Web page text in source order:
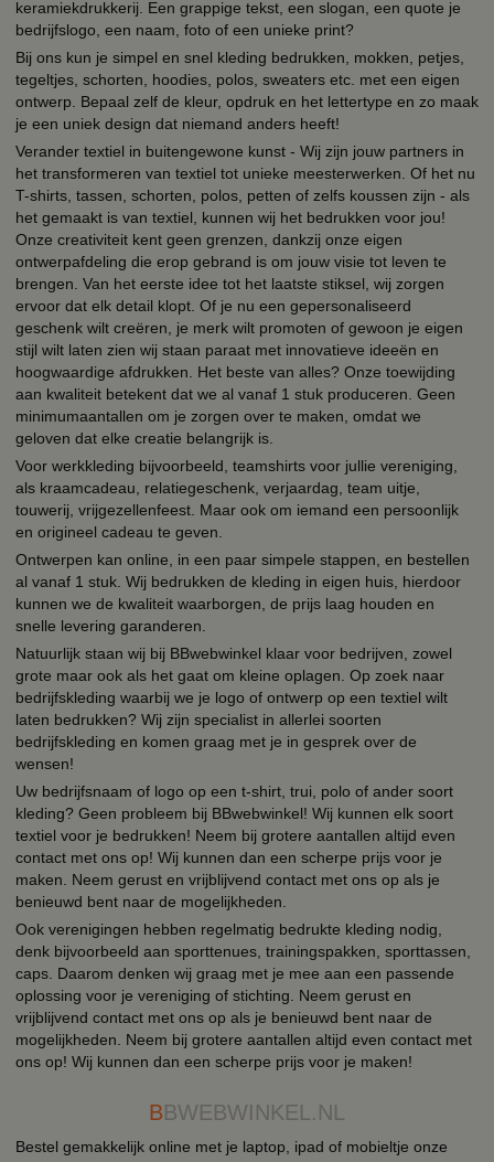
keramiekdrukkerij. Een grappige tekst, een slogan, een quote je
bedrijfslogo, een naam, foto of een unieke print?
Bij ons kun je simpel en snel kleding bedrukken, mokken, petjes,
tegeltjes, schorten, hoodies, polos, sweaters etc. met een eigen
ontwerp. Bepaal zelf de kleur, opdruk en het lettertype en zo maak
je een uniek design dat niemand anders heeft!
Verander textiel in buitengewone kunst - Wij zijn jouw partners in
het transformeren van textiel tot unieke meesterwerken. Of het nu
T-shirts, tassen, schorten, polos, petten of zelfs koussen zijn - als
het gemaakt is van textiel, kunnen wij het bedrukken voor jou!
Onze creativiteit kent geen grenzen, dankzij onze eigen
ontwerpafdeling die erop gebrand is om jouw visie tot leven te
brengen. Van het eerste idee tot het laatste stiksel, wij zorgen
ervoor dat elk detail klopt. Of je nu een gepersonaliseerd
geschenk wilt creëren, je merk wilt promoten of gewoon je eigen
stijl wilt laten zien wij staan paraat met innovatieve ideeën en
hoogwaardige afdrukken. Het beste van alles? Onze toewijding
aan kwaliteit betekent dat we al vanaf 1 stuk produceren. Geen
minimumaantallen om je zorgen over te maken, omdat we
geloven dat elke creatie belangrijk is.
Voor werkkleding bijvoorbeeld, teamshirts voor jullie vereniging,
als kraamcadeau, relatiegeschenk, verjaardag, team uitje,
touwerij, vrijgezellenfeest. Maar ook om iemand een persoonlijk
en origineel cadeau te geven.
Ontwerpen kan online, in een paar simpele stappen, en bestellen
al vanaf 1 stuk. Wij bedrukken de kleding in eigen huis, hierdoor
kunnen we de kwaliteit waarborgen, de prijs laag houden en
snelle levering garanderen.
Natuurlijk staan wij bij BBwebwinkel klaar voor bedrijven, zowel
grote maar ook als het gaat om kleine oplagen. Op zoek naar
bedrijfskleding waarbij we je logo of ontwerp op een textiel wilt
laten bedrukken? Wij zijn specialist in allerlei soorten
bedrijfskleding en komen graag met je in gesprek over de
wensen!
Uw bedrijfsnaam of logo op een t-shirt, trui, polo of ander soort
kleding? Geen probleem bij BBwebwinkel! Wij kunnen elk soort
textiel voor je bedrukken! Neem bij grotere aantallen altijd even
contact met ons op! Wij kunnen dan een scherpe prijs voor je
maken. Neem gerust en vrijblijvend contact met ons op als je
benieuwd bent naar de mogelijkheden.
Ook verenigingen hebben regelmatig bedrukte kleding nodig,
denk bijvoorbeeld aan sporttenues, trainingspakken, sporttassen,
caps. Daarom denken wij graag met je mee aan een passende
oplossing voor je vereniging of stichting. Neem gerust en
vrijblijvend contact met ons op als je benieuwd bent naar de
mogelijkheden. Neem bij grotere aantallen altijd even contact met
ons op! Wij kunnen dan een scherpe prijs voor je maken!
BBWEBWINKEL.NL
Bestel gemakkelijk online met je laptop, ipad of mobieltje onze